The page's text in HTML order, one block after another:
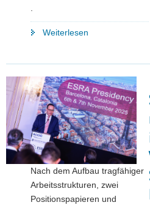
.
Weiterlesen
Reparaturbonus"
Nach dem Aufbau tragfähiger
Arbeitsstrukturen, zwei
Positionspapieren und